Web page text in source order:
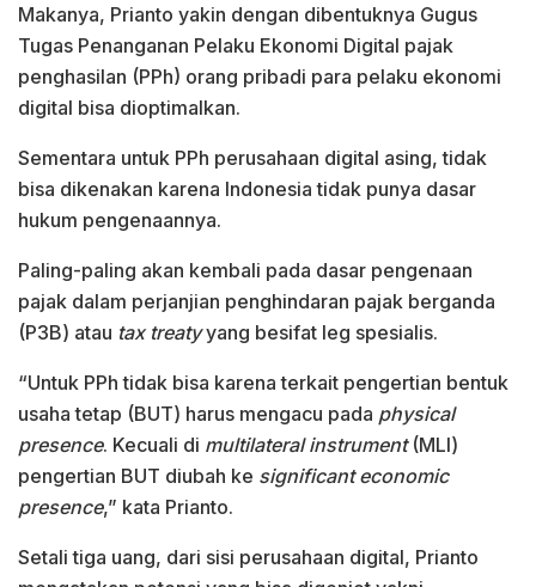
Makanya, Prianto yakin dengan dibentuknya Gugus
Tugas Penanganan Pelaku Ekonomi Digital pajak
penghasilan (PPh) orang pribadi para pelaku ekonomi
digital bisa dioptimalkan.
Sementara untuk PPh perusahaan digital asing, tidak
bisa dikenakan karena Indonesia tidak punya dasar
hukum pengenaannya.
Paling-paling akan kembali pada dasar pengenaan
pajak dalam perjanjian penghindaran pajak berganda
(P3B) atau tax treatyyang besifat leg spesialis.
“Untuk PPh tidak bisa karena terkait pengertian bentuk
usaha tetap (BUT) harus mengacu pada physical
presence. Kecuali di multilateral instrument(MLI)
pengertian BUT diubah ke significant economic
presence,” kata Prianto.
Setali tiga uang, dari sisi perusahaan digital, Prianto